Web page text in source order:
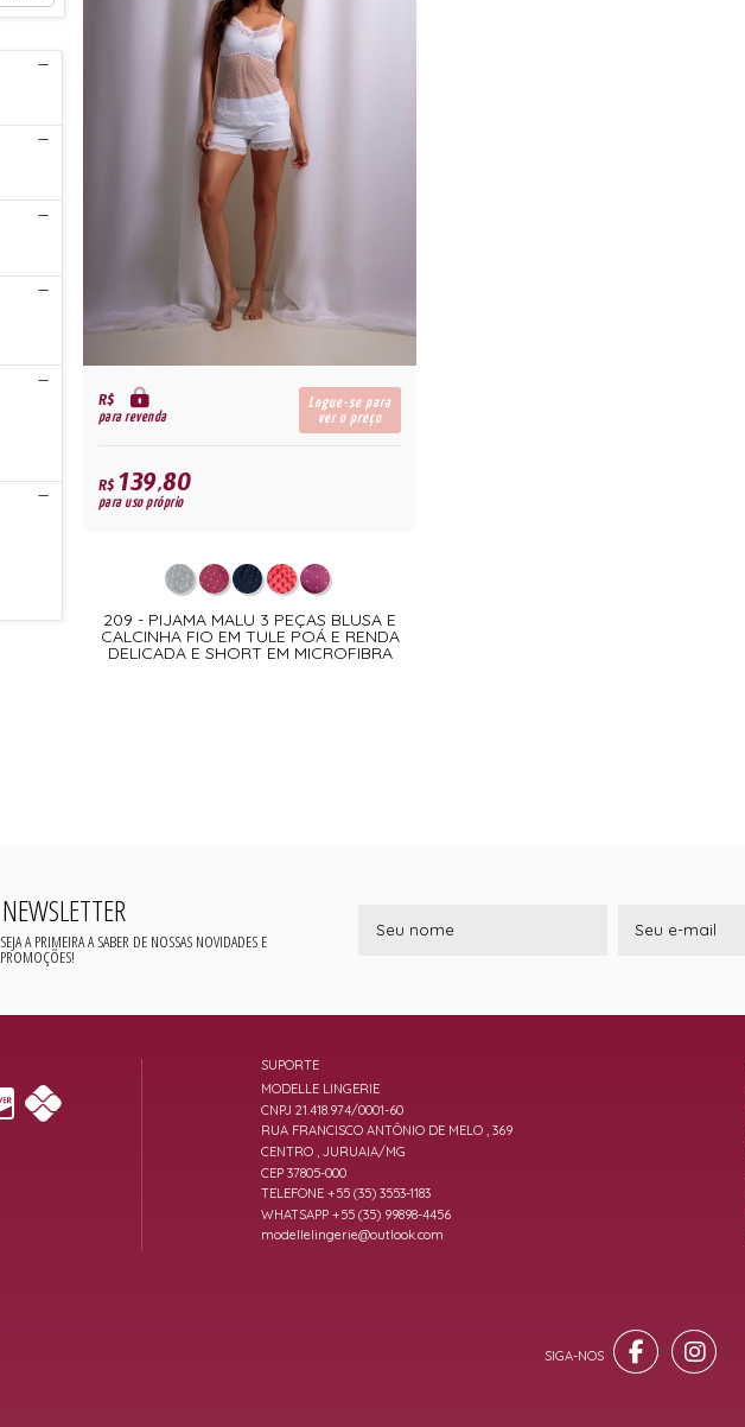
R$
para revenda
Logue-se para
ver o preço
R$139,80
para uso próprio
209 - PIJAMA MALU 3 PEÇAS BLUSA E
CALCINHA FIO EM TULE POÁ E RENDA
DELICADA E SHORT EM MICROFIBRA
NEWSLETTER
SEJA A PRIMEIRA A SABER DE NOSSAS NOVIDADES E
PROMOÇÕES!
SUPORTE
MODELLE LINGERIE
CNPJ 21.418.974/0001-60
RUA FRANCISCO ANTÔNIO DE MELO , 369
CENTRO , JURUAIA/MG
CEP 37805-000
TELEFONE +55 (35) 3553-1183
WHATSAPP +55 (35) 99898-4456
modellelingerie@outlook.com